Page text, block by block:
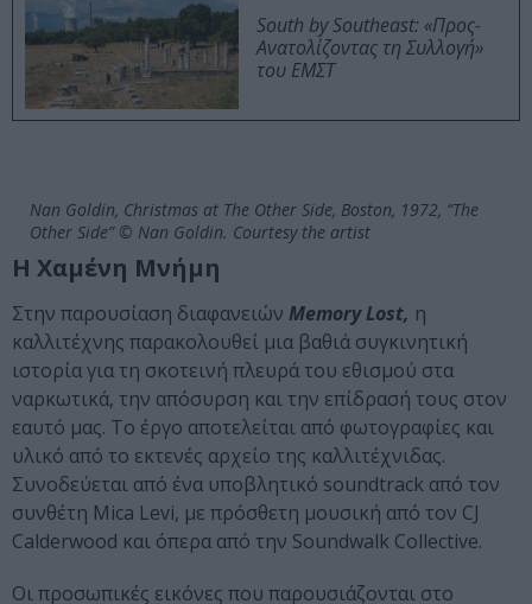
South by Southeast: «Προς-
Ανατολίζοντας τη Συλλογή»
του ΕΜΣΤ
Nan Goldin, Christmas at The Other Side, Boston, 1972, “The
Other Side” © Nan Goldin. Courtesy the artist
Η Χαμένη Μνήμη
Στην παρουσίαση διαφανειών Memory Lost, η
καλλιτέχνης παρακολουθεί μια βαθιά συγκινητική
ιστορία για τη σκοτεινή πλευρά του εθισμού στα
ναρκωτικά, την απόσυρση και την επίδρασή τους στον
εαυτό μας. Το έργο αποτελείται από φωτογραφίες και
υλικό από το εκτενές αρχείο της καλλιτέχνιδας.
Συνοδεύεται από ένα υποβλητικό soundtrack από τον
συνθέτη Mica Levi, με πρόσθετη μουσική από τον CJ
Calderwood και όπερα από την Soundwalk Collective.
Οι προσωπικές εικόνες που παρουσιάζονται στο